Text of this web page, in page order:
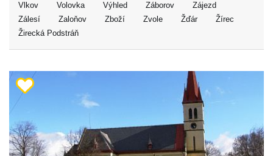
Vlkov
Volovka Výhled Záborov
Zájezd
Zálesí
Zaloňov Zboží Zvole Žďár
Žírec
Žirecká Podstráň